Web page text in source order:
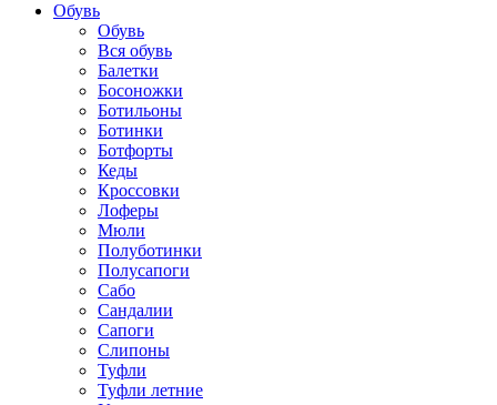
Обувь
Обувь
Вся обувь
Балетки
Босоножки
Ботильоны
Ботинки
Ботфорты
Кеды
Кроссовки
Лоферы
Мюли
Полуботинки
Полусапоги
Сабо
Сандалии
Сапоги
Слипоны
Туфли
Туфли летние